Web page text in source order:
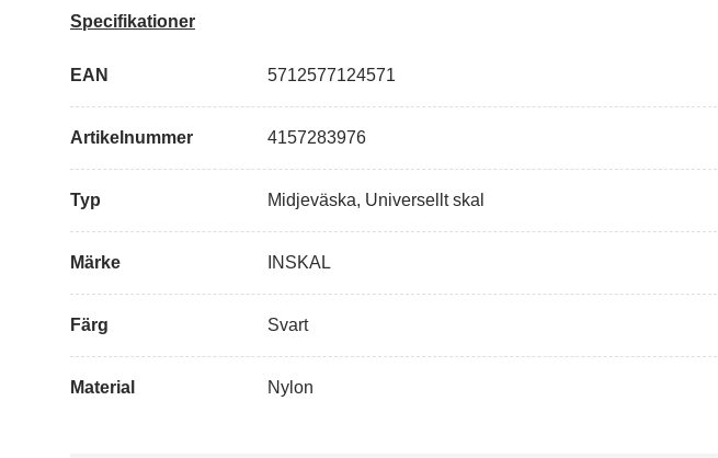
Specifikationer
EAN 5712577124571
Artikelnummer 4157283976
Typ Midjeväska, Universellt skal
Märke INSKAL
Färg Svart
Material Nylon